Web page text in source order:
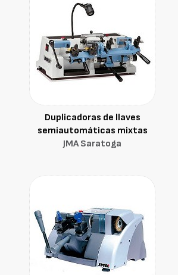
Duplicadoras de llaves
semiautomáticas mixtas
JMA Saratoga